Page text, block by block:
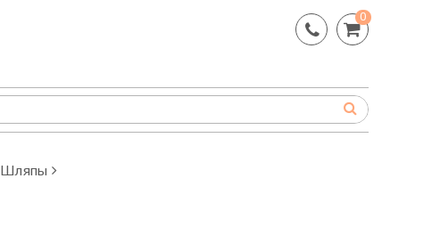
0
Шляпы